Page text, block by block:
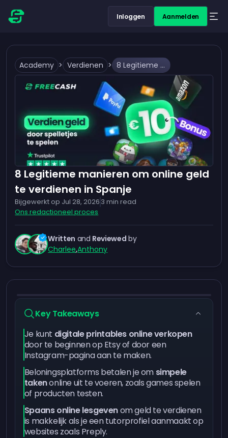
Inloggen Aanmelden
Academy > Verdienen > 8 Legitieme manieren om online geld te verdienen in Spanje
8 Legitieme manieren om online geld
te verdienen in Spanje
Bijgewerkt op Jul 28, 2026 3 min read
Ons redactioneel proces
Written and Reviewed by
Charlee,Anthony
Key Takeaways
Je kunt digitale printables online verkopen
door te beginnen op Etsy of door een
Instagram-pagina aan te maken.
Beloningsplatforms betalen je om simpele
takenonline uit te voeren, zoals games spelen
of producten testen.
Spaans online lesgevenom geld te verdienen
is makkelijk als je een tutorprofiel aanmaakt op
websites zoals Preply.